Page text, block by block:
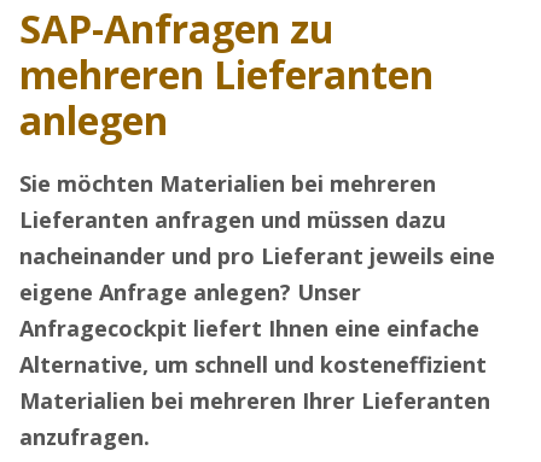
SAP-Anfragen zu
mehreren Lieferanten
anlegen
Sie möchten Materialien bei mehreren
Lieferanten anfragen und müssen dazu
nacheinander und pro Lieferant jeweils eine
eigene Anfrage anlegen? Unser
Anfragecockpit liefert Ihnen eine einfache
Alternative, um schnell und kosteneffizient
Materialien bei mehreren Ihrer Lieferanten
anzufragen.